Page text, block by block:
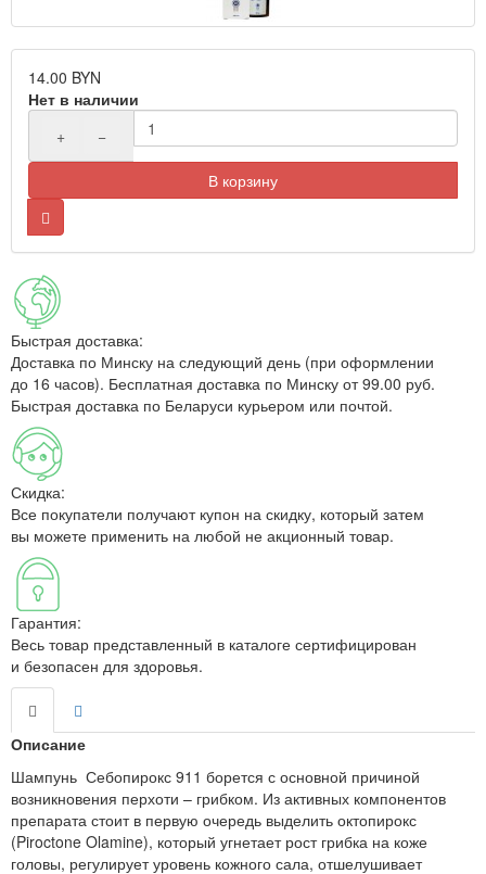
14.00 BYN
Нет в наличии
+
−
В корзину
Быстрая доставка:
Доставка по Минску на следующий день (при оформлении
до 16 часов). Бесплатная доставка по Минску от 99.00 руб.
Быстрая доставка по Беларуси курьером или почтой.
Скидка:
Все покупатели получают купон на скидку, который затем
вы можете применить на любой не акционный товар.
Гарантия:
Весь товар представленный в каталоге сертифицирован
и безопасен для здоровья.
Описание
Шампунь Себопирокс 911 борется с основной причиной
возникновения перхоти – грибком. Из активных компонентов
препарата стоит в первую очередь выделить октопирокс
(Piroctone Olamine), который угнетает рост грибка на коже
головы, регулирует уровень кожного сала, отшелушивает